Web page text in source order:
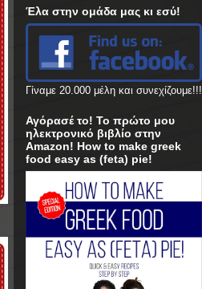
Έλα στην ομάδα μας κι εσύ!
Γίναμε 20.000 μέλη και συνεχίζουμε!!!
Αγόρασέ το! Το πρώτο μου
ηλεκτρονικό βιβλίο στην
Amazon! How to make greek
food easy as (feta) pie!